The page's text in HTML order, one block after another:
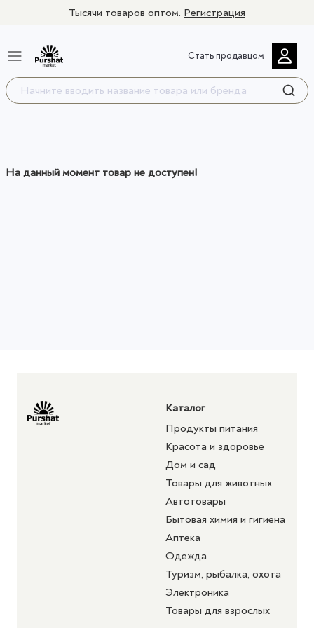
Тысячи товаров оптом. Регистрация
Стать продавцом
На данный момент товар не доступен!
Каталог
Продукты питания
Красота и здоровье
Дом и сад
Товары для животных
Автотовары
Бытовая химия и гигиена
Аптека
Одежда
Туризм, рыбалка, охота
Электроника
Товары для взрослых